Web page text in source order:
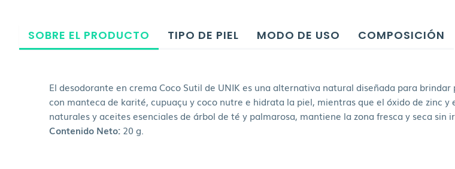
SOBRE EL PRODUCTO TIPO DE PIEL MODO DE USO COMPOSICIÓN
El desodorante en crema Coco Sutil de UNIK es una alternativa natural diseñada para
con manteca de karité, cupuaçu y coco nutre e hidrata la piel, mientras que el óxido de zinc
naturales y aceites esenciales de árbol de té y palmarosa, mantiene la zona fresca y seca
Contenido Neto: 20 g.